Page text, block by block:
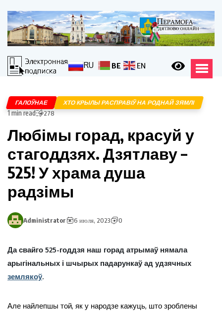
RU BE EN
ГАЛОЎНАЕ ХТО КРЫЛЫ РАСПРАВІЎ НА РОДНАЙ ЗЯМЛІ
1 min read 278
Любімы горад, красуй у
стагоддзях. Дзятлаву –
525! У храма душа
радзімы
Administrator 6 июля, 2023 0
Да свайго 525-годдзя наш горад атрымаў нямала
арыгінальных і шчырых падарункаў ад удзячных
землякоў.
Але найлепшы той, як у народзе кажуць, што зроблены